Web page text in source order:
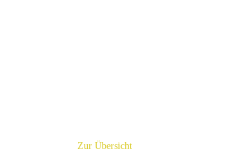
Zur Übersicht